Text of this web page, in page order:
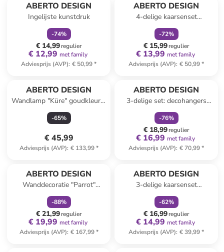
ABERTO DESIGN
Ingelijste kunstdruk
-74%
€ 14,99regulier
€ 12,99 met family
Adviesprijs (AVP): € 50,99*
ABERTO DESIGN
4-delige kaarsenset
beige/rood/groen
-72%
€ 15,99regulier
€ 13,99 met family
Adviesprijs (AVP): € 50,99*
ABERTO DESIGN
Wandlamp "Küre" goudkleurig
- (B)15 x (H)15 x (D)15 cm
-65%
€ 45,99
Adviesprijs (AVP): € 133,99*
ABERTO DESIGN
3-delige set: decohangers
crème - (L)12 cm
-76%
€ 18,99regulier
€ 16,99 met family
Adviesprijs (AVP): € 70,99*
ABERTO DESIGN
Wanddecoratie "Parrot"
groen/rood/zwart - Ø 46 cm
-88%
€ 21,99regulier
€ 19,99 met family
Adviesprijs (AVP): € 167,99*
ABERTO DESIGN
3-delige kaarsenset
crème/rood
-62%
€ 16,99regulier
€ 14,99 met family
Adviesprijs (AVP): € 39,99*